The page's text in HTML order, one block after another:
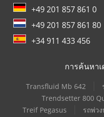
+49 201 857 861 0
+49 201 857 861 80
+34 911 433 456
การค้นหา
Transfluid Mb 642
Trendsetter 800
Treif Pegasus
รถพ่ว